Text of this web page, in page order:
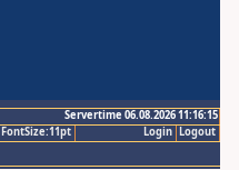
Servertime 06.08.2026 11:16:15
Logout
Login
FontSize:11pt